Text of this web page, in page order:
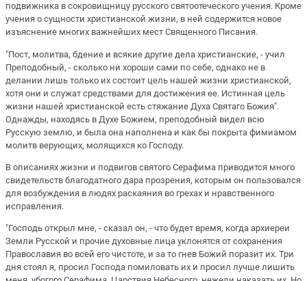
подвижника в сокровищницу русского святоотеческого учения. Кроме
учения о сущности христианской жизни, в ней содержится новое
изъяснение многих важнейших мест Священного Писания.
"Пост, молитва, бдение и всякие другие дела христианские, - учил
Преподобный, - сколько ни хороши сами по себе, однако не в
делании лишь только их состоит цель нашей жизни христианской,
хотя они и служат средствами для достижения ее. Истинная цель
жизни нашей христианской есть стяжание Духа Святаго Божия".
Однажды, находясь в Духе Божием, преподобный видел всю
Русскую землю, и была она наполнена и как бы покрыта фимиамом
молитв верующих, молящихся ко Господу.
В описаниях жизни и подвигов святого Серафима приводится много
свидетельств благодатного дара прозрения, которым он пользовался
для возбуждения в людях раскаяния во грехах и нравственного
исправления.
"Господь открыл мне, - сказал он, - что будет время, когда архиереи
Земли Русской и прочие духовные лица уклонятся от сохранения
Православия во всей его чистоте, и за то гнев Божий поразит их. Три
дня стоял я, просил Господа помиловать их и просил лучше лишить